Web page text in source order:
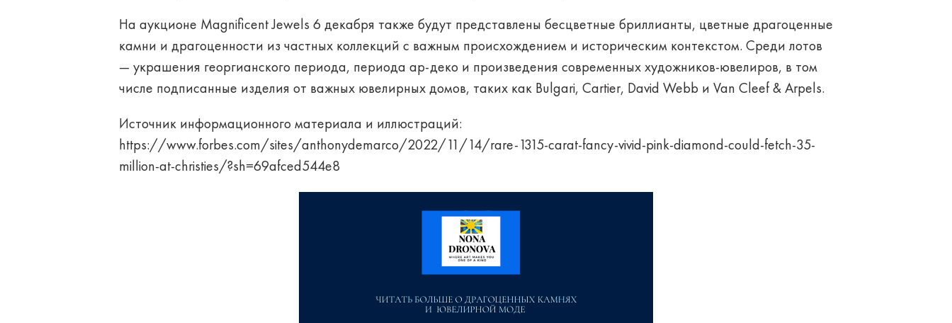
На аукционе Magnificent Jewels 6 декабря также будут представлены бесцветные бриллианты, цветные драгоценные
камни и драгоценности из частных коллекций с важным происхождением и историческим контекстом. Среди лотов
— украшения георгианского периода, периода ар-деко и произведения современных художников-ювелиров, в том
числе подписанные изделия от важных ювелирных домов, таких как Bulgari, Cartier, David Webb и Van Cleef & Arpels.
Источник информационного материала и иллюстраций:
https://www.forbes.com/sites/anthonydemarco/2022/11/14/rare-1315-carat-fancy-vivid-pink-diamond-could-fetch-35-
million-at-christies/?sh=69afced544e8